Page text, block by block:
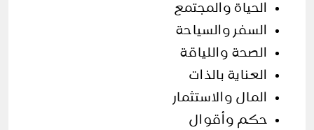
الحياة والمجتمع
السفر والسياحة
الصحة واللياقة
العناية بالذات
المال والاستثمار
حكم وأقوال